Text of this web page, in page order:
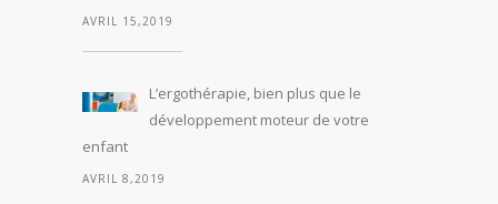
AVRIL 15,2019
L’ergothérapie, bien plus que le
développement moteur de votre
enfant
AVRIL 8,2019